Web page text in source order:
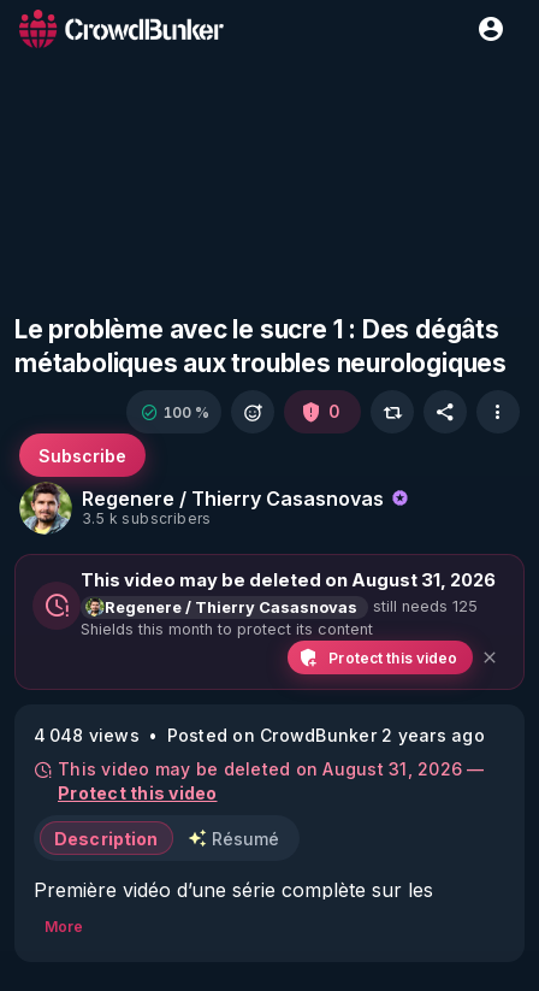
Le problème avec le sucre 1 : Des dégâts
métaboliques aux troubles neurologiques
Regenere / Thierry Casasnovas
3.5 k subscribers
Subscribe
100 % 0
This video may be deleted on August 31, 2026
Regenere / Thierry Casasnovas
still needs 125
Shields this month to protect its content
Protect this video
4 048 views
Posted on CrowdBunker 2 years ago
This video may be deleted on August 31, 2026 —
Protect this video
Description Résumé
Première vidéo d’une série complète sur les
dangers du sucre, de quel sucre parle t on
More